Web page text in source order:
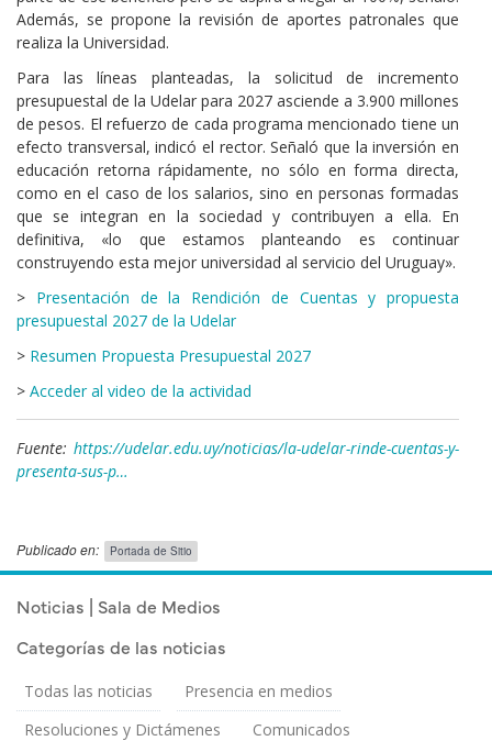
Noticias | Sala de Medios
Categorías de las noticias
Todas las noticias
Presencia en medios
Resoluciones y Dictámenes
Comunicados
Además, se propone la revisión de aportes patronales que
realiza la Universidad.
Para las líneas planteadas, la solicitud de incremento
presupuestal de la Udelar para 2027 asciende a 3.900 millones
de pesos. El refuerzo de cada programa mencionado tiene un
efecto transversal, indicó el rector. Señaló que la inversión en
educación retorna rápidamente, no sólo en forma directa,
como en el caso de los salarios, sino en personas formadas
que se integran en la sociedad y contribuyen a ella. En
definitiva, «lo que estamos planteando es continuar
construyendo esta mejor universidad al servicio del Uruguay».
> Presentación de la Rendición de Cuentas y propuesta
presupuestal 2027 de la Udelar
> Resumen Propuesta Presupuestal 2027
> Acceder al video de la actividad
Fuente: https://udelar.edu.uy/noticias/la-udelar-rinde-cuentas-y-
presenta-sus-p…
Publicado en: Portada de Sitio
Publicado el Lunes 29 Junio, 2026